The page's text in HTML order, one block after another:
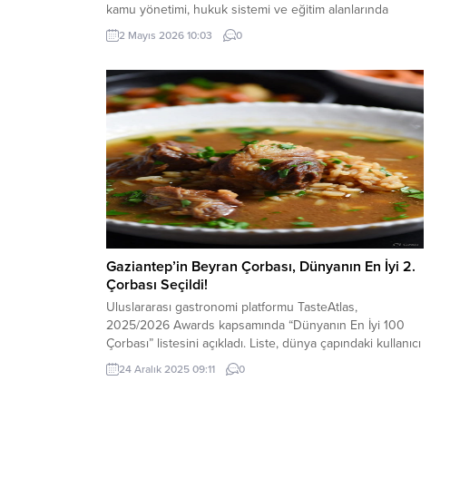
kamu yönetimi, hukuk sistemi ve eğitim alanlarında
önemli düzenlemeler yürürlüğe girdi. Yapılan
değişiklikler; idari yapıların güncellenmesi, meslek
yönelik yeni uygulamaları kapsıyor. Ticaret Bakanlığı
Teşkilat Yapısında Değişiklik Yayımlanan düzenleme ile
Ticaret Bakanlığı...
2 Mayıs 2026 10:03 0
Gaziantep’in Beyran Çorbası, Dünyanın En İyi 2.
Çorbası Seçildi!
Uluslararası gastronomi platformu TasteAtlas,
2025/2026 Awards kapsamında “Dünyanın En İyi 100
Çorbası” listesini açıkladı. Liste, dünya çapındaki kullanıcı
oyları ve uzman değerlendirmeleriyle şekillendi.
Gaziantep’in meşhur beyran çorbası, 5 üzerinden 4,5
24 Aralık 2025 09:11 0